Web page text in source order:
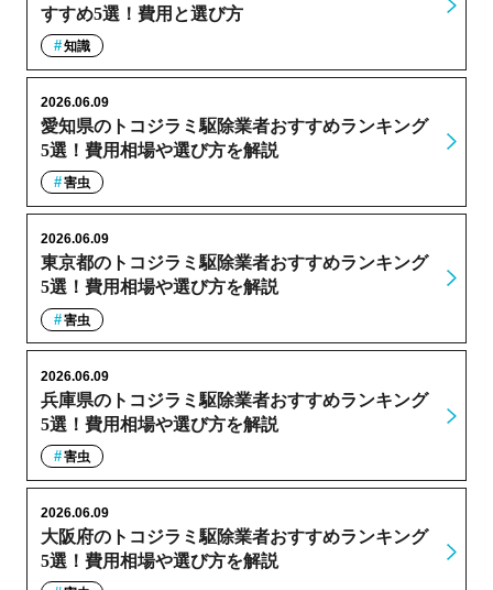
すすめ5選！費用と選び方
知識
愛知県のトコジラミ駆除業者おすすめランキング
5選！費用相場や選び方を解説
2026.06.09
害虫
東京都のトコジラミ駆除業者おすすめランキング
5選！費用相場や選び方を解説
2026.06.09
害虫
兵庫県のトコジラミ駆除業者おすすめランキング
5選！費用相場や選び方を解説
2026.06.09
害虫
大阪府のトコジラミ駆除業者おすすめランキング
5選！費用相場や選び方を解説
2026.06.09